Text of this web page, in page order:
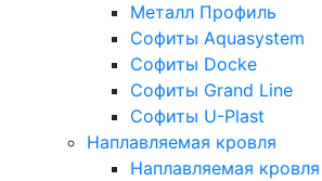
Металл Профиль
Софиты Aquasystem
Софиты Docke
Софиты Grand Line
Софиты U-Plast
Наплавляемая кровля
Наплавляемая